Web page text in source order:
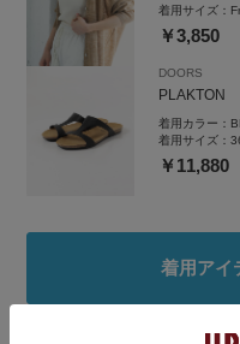
着用サイズ：
￥3,850
DOORS
PLAKTON
着用カラー：
着用サイズ：
￥11,880
着用アイ